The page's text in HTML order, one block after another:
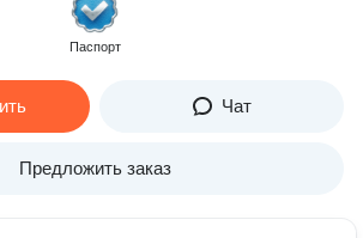
Паспорт
Чат
Предложить заказ